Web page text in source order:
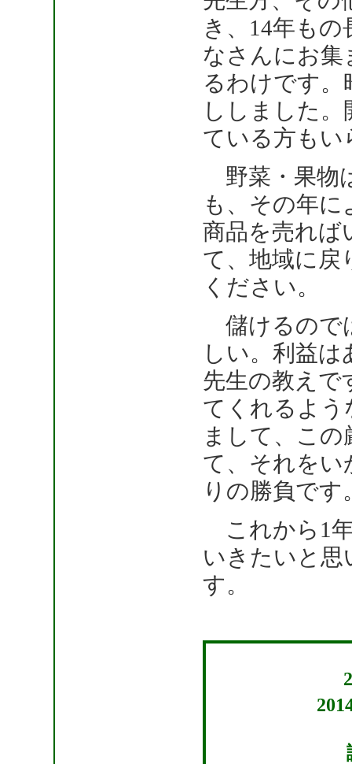
き、14年も
なさんにお集
るわけです。
ししました
ている方もい
野菜・果物
も、その年
商品を売れば
て、地域に戻
ください。
儲けるので
しい。利益
先生の教えで
てくれるよう
まして、こ
て、それをい
りの勝負です
これから1
いきたいと
す。